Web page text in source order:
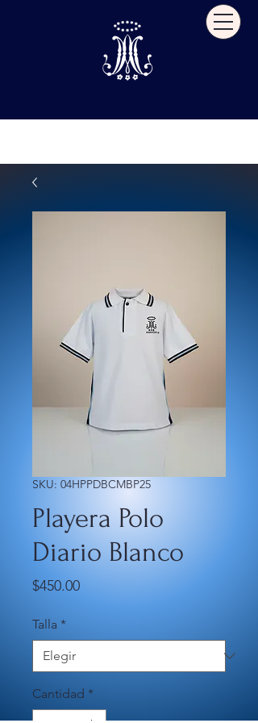
SKU: 04HPPDBCMBP25
Playera Polo
Diario Blanco
$450.00Precio
Talla *
Cantidad *